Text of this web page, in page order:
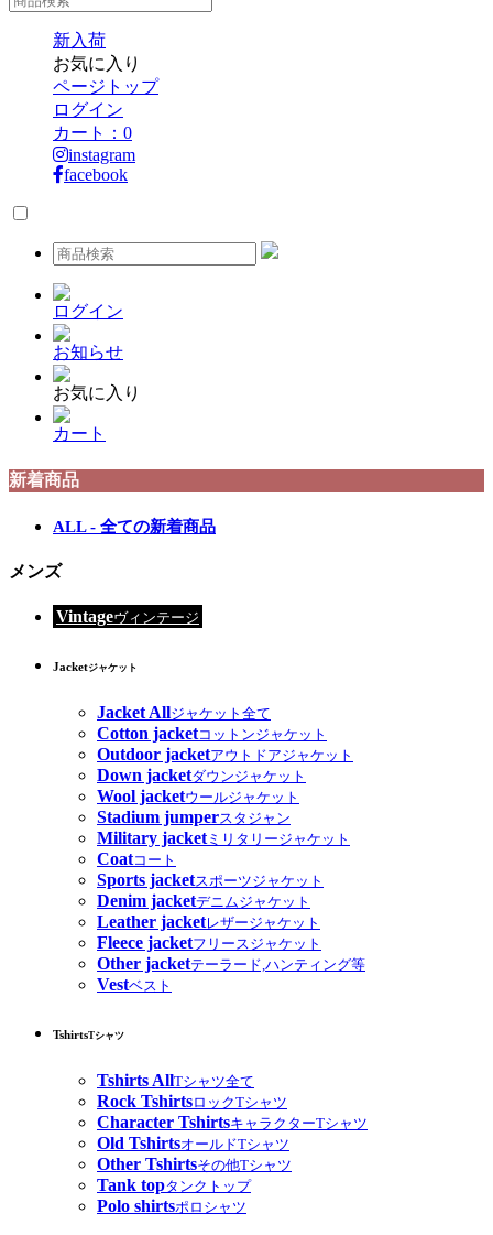
新入荷
お気に入り
ページトップ
ログイン
カート： 0
instagram
facebook
ログイン
お知らせ
お気に入り
カート
新着商品
ALL - 全ての新着商品
メンズ
Vintageヴィンテージ
Jacketジャケット
Jacket Allジャケット全て
Cotton jacketコットンジャケット
Outdoor jacketアウトドアジャケット
Down jacketダウンジャケット
Wool jacketウールジャケット
Stadium jumperスタジャン
Military jacketミリタリージャケット
Coatコート
Sports jacketスポーツジャケット
Denim jacketデニムジャケット
Leather jacketレザージャケット
Fleece jacketフリースジャケット
Other jacketテーラード,ハンティング等
Vestベスト
TshirtsTシャツ
Tshirts AllTシャツ全て
Rock TshirtsロックTシャツ
Character TshirtsキャラクターTシャツ
Old TshirtsオールドTシャツ
Other Tshirtsその他Tシャツ
Tank topタンクトップ
Polo shirtsポロシャツ